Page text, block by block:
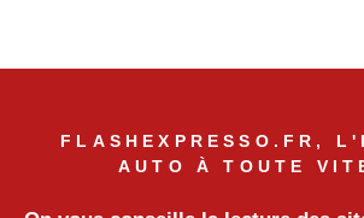
FLASHEXPRESSO.FR,
AUTO À TOUTE